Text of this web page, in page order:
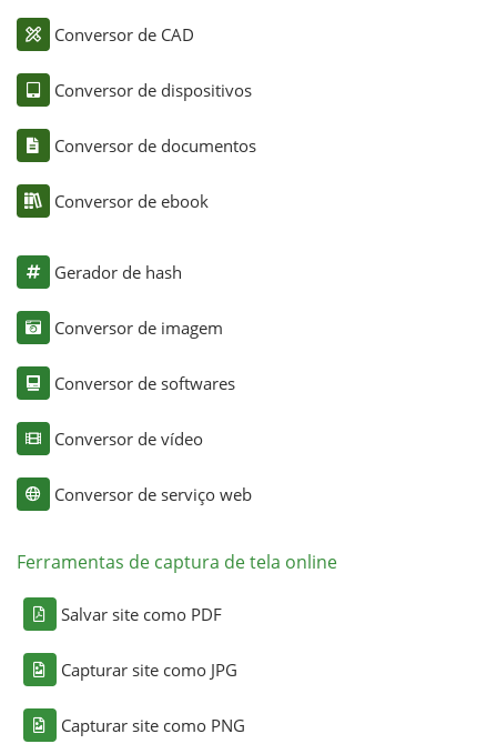
Conversor de CAD
Conversor de dispositivos
Conversor de documentos
Conversor de ebook
Gerador de hash
Conversor de imagem
Conversor de softwares
Conversor de vídeo
Conversor de serviço web
Ferramentas de captura de tela online
Salvar site como PDF
Capturar site como JPG
Capturar site como PNG